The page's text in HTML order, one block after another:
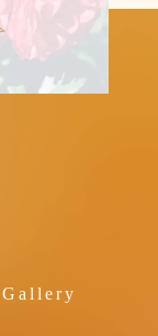
Gallery